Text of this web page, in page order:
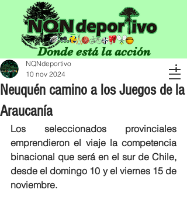
Donde está la acción
Neuquén camino a los Juegos de la
Araucanía
NQNdeportivo
10 nov 2024
Los seleccionados provinciales
emprendieron el viaje la competencia
binacional que será en el sur de Chile,
desde el domingo 10 y el viernes 15 de
noviembre.